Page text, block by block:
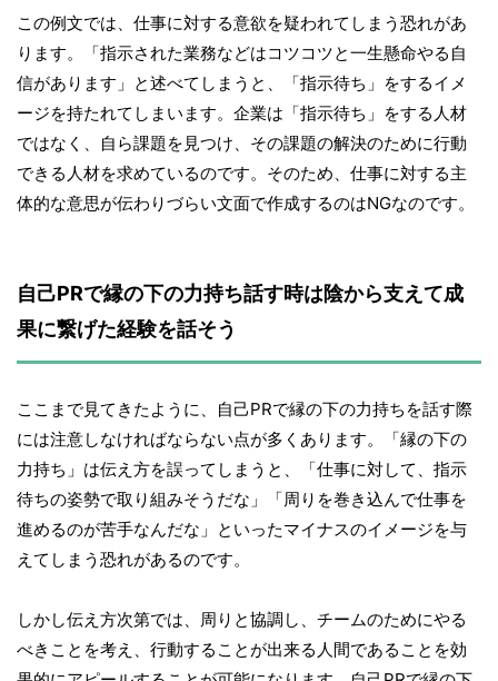
この例文では、仕事に対する意欲を疑われてしまう恐れがあ
ります。「指示された業務などはコツコツと一生懸命やる自
信があります」と述べてしまうと、「指示待ち」をするイメ
ージを持たれてしまいます。企業は「指示待ち」をする人材
ではなく、自ら課題を見つけ、その課題の解決のために行動
できる人材を求めているのです。そのため、仕事に対する主
体的な意思が伝わりづらい文面で作成するのはNGなのです。
自己PRで縁の下の力持ち話す時は陰から支えて成
果に繋げた経験を話そう
ここまで見てきたように、自己PRで縁の下の力持ちを話す際
には注意しなければならない点が多くあります。「縁の下の
力持ち」は伝え方を誤ってしまうと、「仕事に対して、指示
待ちの姿勢で取り組みそうだな」「周りを巻き込んで仕事を
進めるのが苦手なんだな」といったマイナスのイメージを与
えてしまう恐れがあるのです。
しかし伝え方次第では、周りと協調し、チームのためにやる
べきことを考え、行動することが出来る人間であることを効